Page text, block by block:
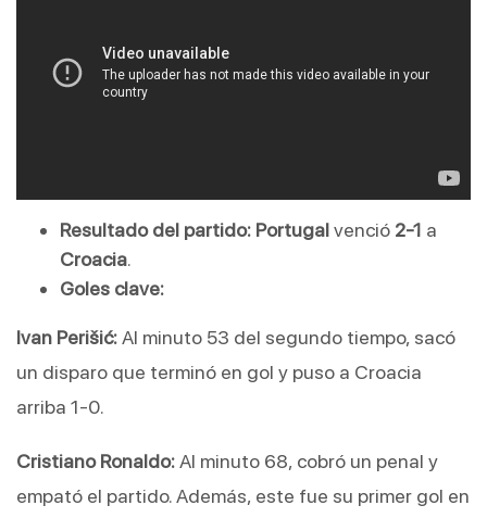
Resultado del partido: Portugal venció 2-1
Croacia.
Goles clave:
Ivan Perišić: Al minuto 53 del segundo tiempo, sacó
un disparo que terminó en gol y puso a Croacia
arriba 1-0.
Cristiano Ronaldo: Al minuto 68, cobró un penal y
empató el partido. Además, este fue su primer gol en